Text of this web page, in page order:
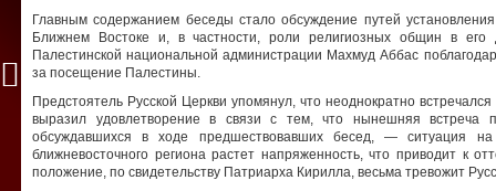
Главным содержанием беседы стало обсуждение путей
Ближнем Востоке и, в частности, роли религиозных общин в его
Палестинской национальной администрации Махмуд Аббас
за посещение Палестины.
Предстоятель Русской Церкви упомянул, что неоднократно
выразил удовлетворение в связи с тем, что нынешняя
обсуждавшихся в ходе предшествовавших бесед, — ситуация
ближневосточного региона растет напряженность, что приводит к
положение, по свидетельству Патриарха Кирилла, весьма тревожит